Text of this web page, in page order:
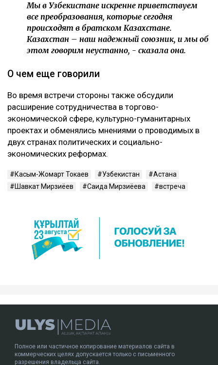
Мы в Узбекистане искренне приветствуем
все преобразования, которые сегодня
происходят в братском Казахстане.
Казахстан – наш надежный союзник, и мы об
этом говорим неустанно, - сказала она.
О чем еще говорили
Во время встречи стороны также обсудили
расширение сотрудничества в торгово-
экономической сфере, культурно-гуманитарных
проектах и обменялись мнениями о проводимых в
двух странах политических и социально-
экономических реформах.
Касым-Жомарт Токаев Узбекистан
Астана
Шавкат Мирзиёев
Саида Мирзиёева встреча
Полное или частичное копирование материалов сайта в
коммерческих целях допускается только с письменного
разрешения владельца сайта.